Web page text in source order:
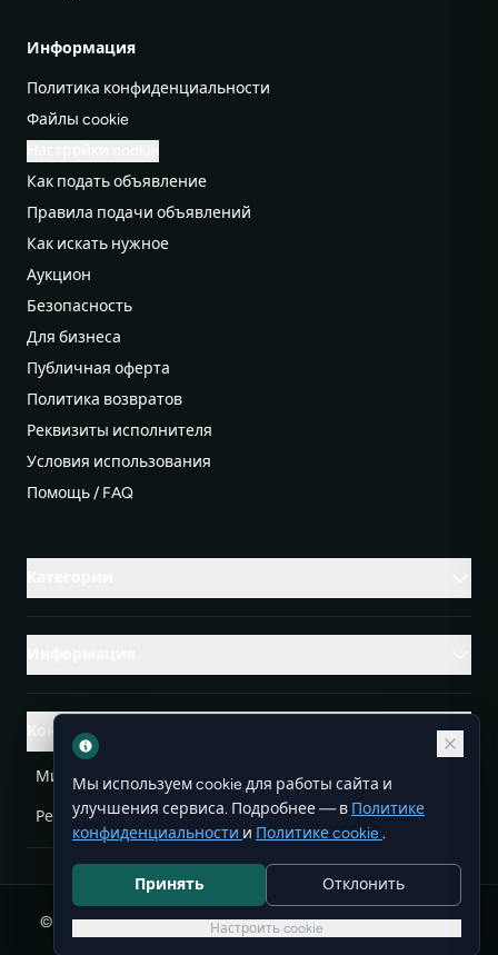
Информация
Политика конфиденциальности
Файлы cookie
Как подать объявление
Правила подачи объявлений
Как искать нужное
Аукцион
Безопасность
Для бизнеса
Публичная оферта
Политика возвратов
Реквизиты исполнителя
Условия использования
Помощь / FAQ
Контакты
Михаленко Руслан Леонидович, УНП ЕА3732804
Республика Беларусь info@doit.by
© 2026 DoIt — бесплатные объявления в Беларуси. Все
Мы используем cookie для работы сайта и
улучшения сервиса. Подробнее — в Политике
конфиденциальности и Политике cookie.
Принять Отклонить
Настроить cookie